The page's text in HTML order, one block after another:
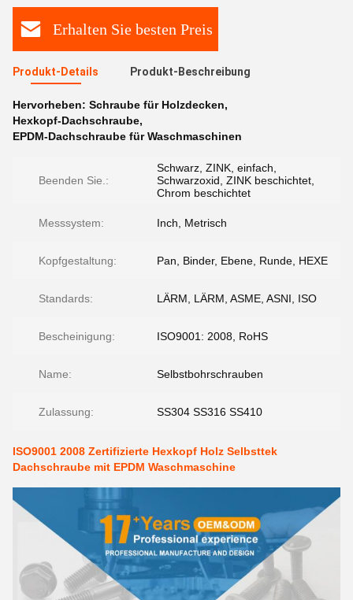
Erhalten Sie besten Preis
Produkt-Details Produkt-Beschreibung
Hervorheben: Schraube für Holzdecken,
Hexkopf-Dachschraube,
EPDM-Dachschraube für Waschmaschinen
Beenden Sie.:
Schwarz, ZINK, einfach,
Schwarzoxid, ZINK beschichtet,
Chrom beschichtet
Messsystem: Inch, Metrisch
Kopfgestaltung: Pan, Binder, Ebene, Runde, HEXE
Standards: LÄRM, LÄRM, ASME, ASNI, ISO
Bescheinigung: ISO9001: 2008, RoHS
Name: Selbstbohrschrauben
Zulassung: SS304 SS316 SS410
ISO9001 2008 Zertifizierte Hexkopf Holz Selbsttek
Dachschraube mit EPDM Waschmaschine